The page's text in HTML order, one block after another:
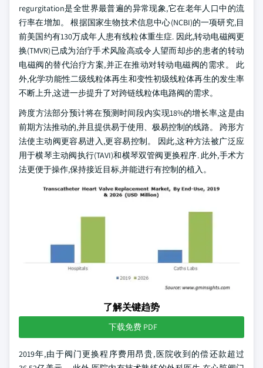
regurgitation是全世界最普遍的异常现象,它在老年人口中的流
行率在增加。 根据国家生物技术信息中心(NCBI)的一项研究,目
前美国约有130万成年人患有线粒体重生症. 因此,转动电磁阀更
换(TMVR)已成为治疗手术风险高或令人望而却步的患者的转动
电磁阀的替代治疗方案,并正在推动对转动电磁阀的需求。 此
外,化学功能性二级线粒体再生和变性初级线粒体再生的发生率
不断上升,这进一步提升了对跨链线粒体电路阀的需求。
跨度方法部分预计将在预测时间段内实现18%的增长率,这是由
前期方法推动的,并且提供易于使用、极易控制的线路。 跨形方
法使主动阀更容易进入,更容易控制。 因此,这种方法被广泛应
用于横琴主动阀执行(TAVI)和横琴双管阀更换程序. 此外,手术方
法更便于操作,保持接近目标,并能进行有控制的植入。
了解关键趋势
下载免费 PDF
2019年,由于阀门更换程序费用昂贵,医院收到的偿还款超过